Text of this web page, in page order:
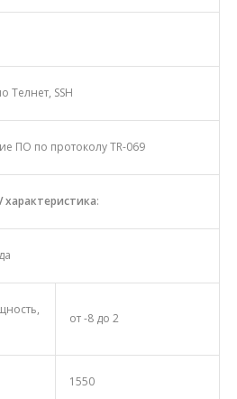
Teлнет, SSH
ПО по протоколу TR-069
характеристика:
от -8 до 2
1550